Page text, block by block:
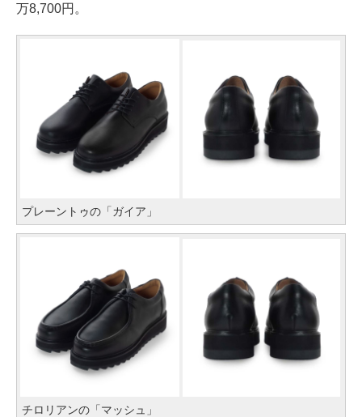
万8,700円。
プレーントゥの「ガイア」
チロリアンの「マッシュ」